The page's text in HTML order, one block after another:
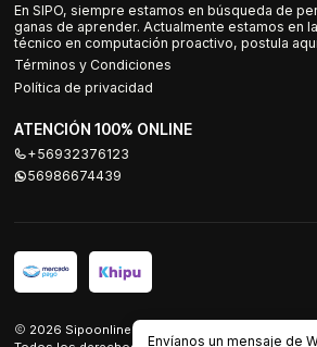
En SIPO, siempre estamos en búsqueda de
ganas de aprender. Actualmente estamos en
técnico en computación proactivo, postula
Términos y Condiciones
Política de privacidad
ATENCIÓN 100% ONLINE
+56932376123
56986674439
2026 Sipoonline.
Envíanos un mensaje de